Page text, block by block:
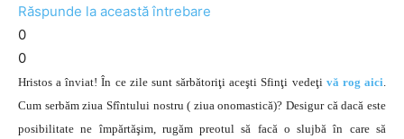
Răspunde la această întrebare
0
0
Hristos a înviat! În ce zile sunt sărbătoriţi aceşti Sfinţi vedeţi vă rog aici.
Cum serbăm ziua Sfîntului nostru ( ziua onomastică)? Desigur că dacă este
posibilitate ne împărtăşim, rugăm preotul să facă o slujbă în care să